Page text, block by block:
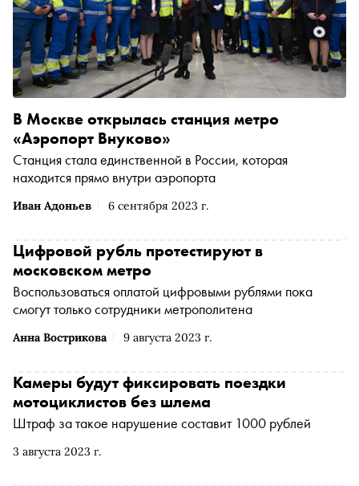
Иван Адоньев 6 сентября 2023 г.
В Москве открылась станция метро
«Аэропорт Внуково»
Станция стала единственной в России, которая
находится прямо внутри аэропорта
Анна Вострикова 9 августа 2023 г.
Цифровой рубль протестируют в
московском метро
Воспользоваться оплатой цифровыми рублями пока
смогут только сотрудники метрополитена
3 августа 2023 г.
Камеры будут фиксировать поездки
мотоциклистов без шлема
Штраф за такое нарушение составит 1000 рублей